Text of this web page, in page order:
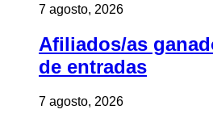
7 agosto, 2026
Afiliados/as
de entradas
7 agosto, 2026